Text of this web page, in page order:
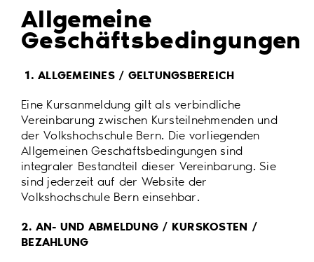
Allgemeine
Geschäftsbedingungen
1.ALLGEMEINES / GELTUNGSBEREICH
Eine Kursanmeldung gilt als verbindliche
Vereinbarung zwischen Kursteilnehmenden und
der Volkshochschule Bern. Die vorliegenden
Allgemeinen Geschäftsbedingungen sind
integraler Bestandteil dieser Vereinbarung. Sie
sind jederzeit auf der Website der
Volkshochschule Bern einsehbar.
2. AN- UND ABMELDUNG / KURSKOSTEN /
BEZAHLUNG